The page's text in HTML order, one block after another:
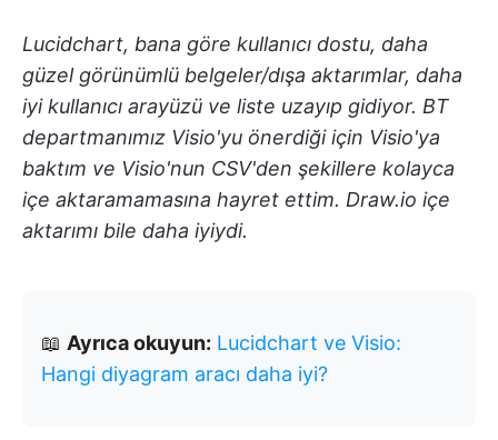
Lucidchart, bana göre kullanıcı dostu, daha
güzel görünümlü belgeler/dışa aktarımlar, daha
iyi kullanıcı arayüzü ve liste uzayıp gidiyor. BT
departmanımız Visio'yu önerdiği için Visio'ya
baktım ve Visio'nun CSV'den şekillere kolayca
içe aktaramamasına hayret ettim. Draw.io içe
aktarımı bile daha iyiydi.
📖 Ayrıca okuyun: Lucidchart ve Visio:
Hangi diyagram aracı daha iyi?